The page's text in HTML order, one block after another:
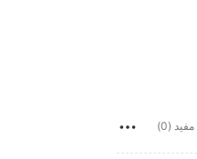
مفيد (0)